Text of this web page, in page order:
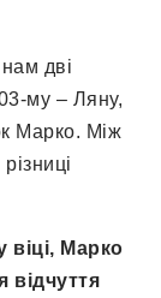
дві
му – Ляну,
Марко. Між
Марко
відчуття